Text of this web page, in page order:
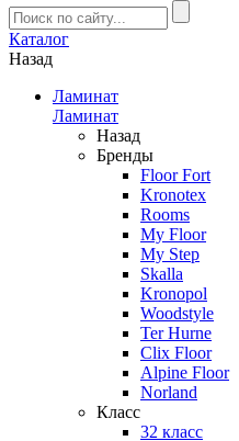
Каталог
Назад
Ламинат
Ламинат
Назад
Бренды
Floor Fort
Kronotex
Rooms
My Floor
My Step
Skalla
Kronopol
Woodstyle
Ter Hurne
Clix Floor
Alpine Floor
Norland
Класс
32 класс